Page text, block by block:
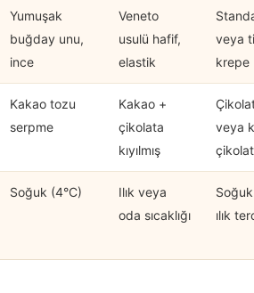
Yumuşak
buğday unu,
ince
Veneto
usulü hafif,
elastik
veya
krepe
Kakao tozu
serpme
Kakao +
çikolata
kıyılmış
veya
Soğuk (4°C)
Ilık veya
oda sıcaklığı
ılık